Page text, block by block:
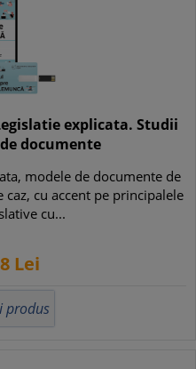
explicata. Studii
documente
modele de documente de
cu accent pe principalele
cu...
Lei
produs